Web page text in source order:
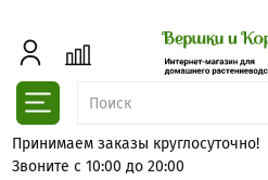
Принимаем заказы круглосуточно!
Звоните с 10:00 до 20:00